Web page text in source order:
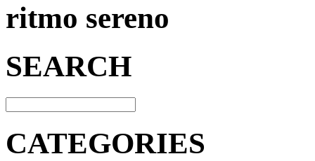
ritmo sereno
SEARCH
CATEGORIES